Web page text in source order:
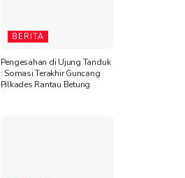
BERITA
Pengesahan di Ujung Tanduk
: Somasi Terakhir Guncang
Pilkades Rantau Betung